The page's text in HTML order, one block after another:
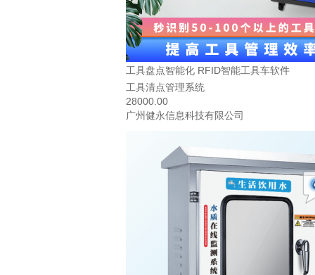
工具盘点智能化 RFID智能工具车软件
工具清点管理系统
28000.00
广州健永信息科技有限公司